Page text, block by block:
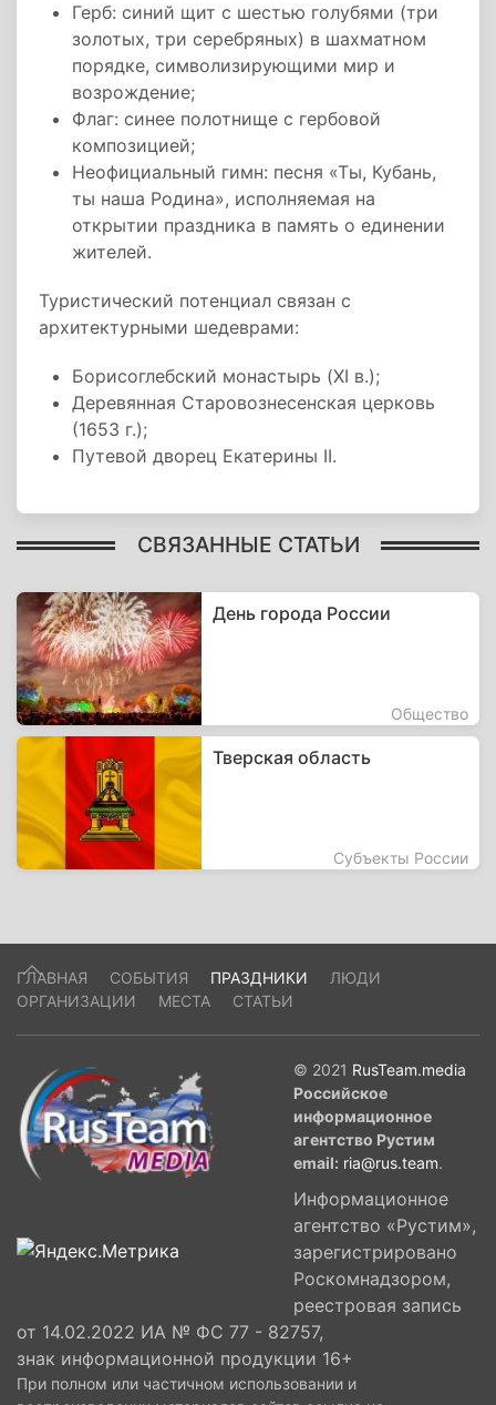
Герб: синий щит с шестью голубями (три
золотых, три серебряных) в шахматном
порядке, символизирующими мир и
возрождение;
Флаг: синее полотнище с гербовой
композицией;
Неофициальный гимн: песня «Ты, Кубань,
ты наша Родина», исполняемая на
открытии праздника в память о единении
жителей.
Туристический потенциал связан с
архитектурными шедеврами:
Борисоглебский монастырь (XI в.);
Деревянная Старовознесенская церковь
(1653 г.);
Путевой дворец Екатерины II.
СВЯЗАННЫЕ СТАТЬИ
День города России
Общество
Тверская область
Субъекты России
ГЛАВНАЯ СОБЫТИЯ ПРАЗДНИКИ
ЛЮДИ
ОРГАНИЗАЦИИ
МЕСТА СТАТЬИ
© 2021 RusTeam.media
Российское
информационное
агентство Рустим
email: ria@rus.team.
Информационное
агентство «Рустим»,
зарегистрировано
Роскомнадзором,
реестровая запись
от 14.02.2022 ИА № ФС 77 - 82757,
знак информационной продукции 16+
При полном или частичном использовании и